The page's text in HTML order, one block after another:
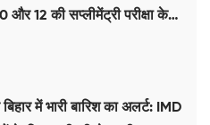
और 12 की सप्लीमेंट्री परीक्षा के
में भारी बारिश का अलर्ट: IMD